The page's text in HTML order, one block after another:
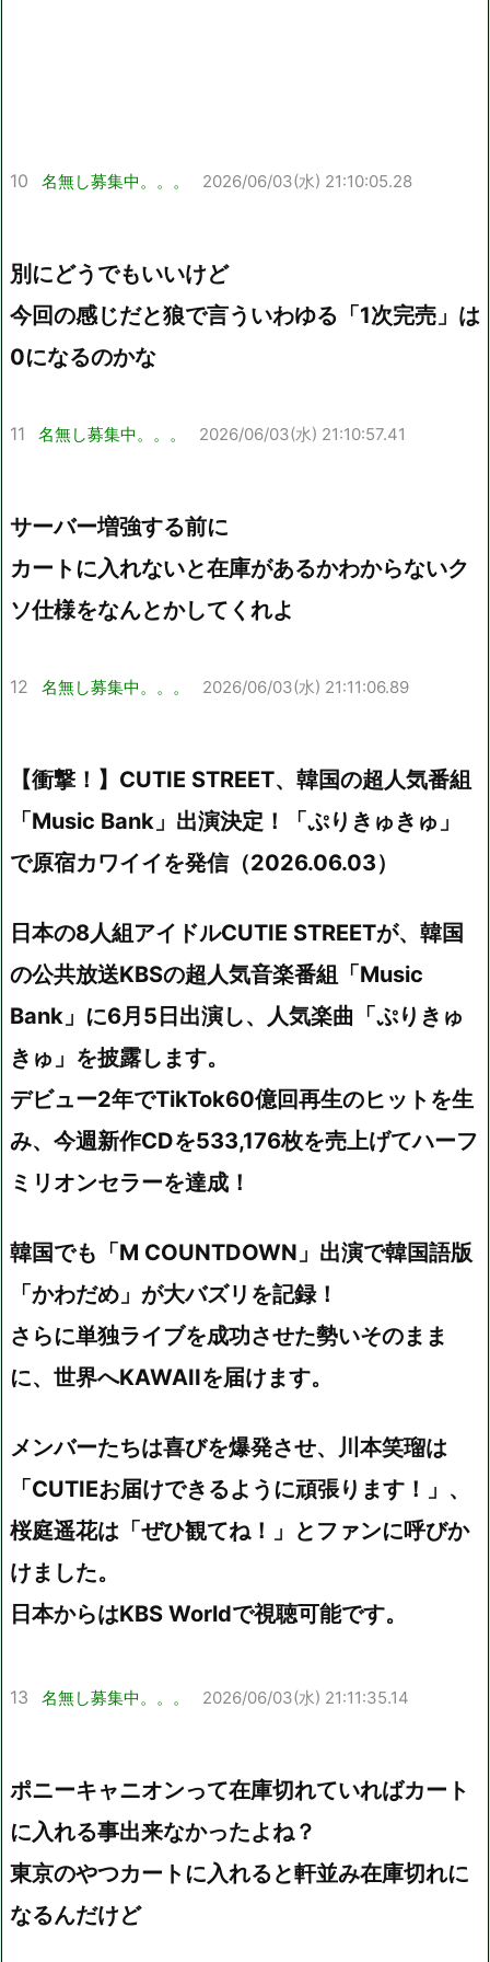
10 名無し募集中。。。 2026/06/03(水) 21:10:05.28
別にどうでもいいけど
今回の感じだと狼で言ういわゆる「1次完売」は
0になるのかな
11 名無し募集中。。。 2026/06/03(水) 21:10:57.41
サーバー増強する前に
カートに入れないと在庫があるかわからないク
ソ仕様をなんとかしてくれよ
12 名無し募集中。。。 2026/06/03(水) 21:11:06.89
【衝撃！】CUTIE STREET、韓国の超人気番組
「Music Bank」出演決定！「ぷりきゅきゅ」
で原宿カワイイを発信（2026.06.03）
日本の8人組アイドルCUTIE STREETが、韓国
の公共放送KBSの超人気音楽番組「Music
Bank」に6月5日出演し、人気楽曲「ぷりきゅ
きゅ」を披露します。
デビュー2年でTikTok60億回再生のヒットを生
み、今週新作CDを533,176枚を売上げてハーフ
ミリオンセラーを達成！
韓国でも「M COUNTDOWN」出演で韓国語版
「かわだめ」が大バズリを記録！
さらに単独ライブを成功させた勢いそのまま
に、世界へKAWAIIを届けます。
メンバーたちは喜びを爆発させ、川本笑瑠は
「CUTIEお届けできるように頑張ります！」、
桜庭遥花は「ぜひ観てね！」とファンに呼びか
けました。
日本からはKBS Worldで視聴可能です。
13 名無し募集中。。。 2026/06/03(水) 21:11:35.14
ポニーキャニオンって在庫切れていればカート
に入れる事出来なかったよね？
東京のやつカートに入れると軒並み在庫切れに
なるんだけど